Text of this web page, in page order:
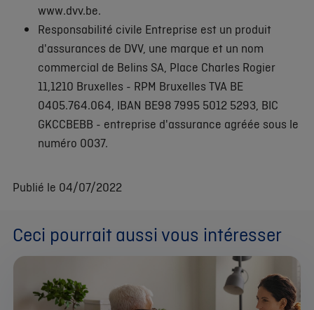
www.dvv.be.
Responsabilité civile Entreprise est un produit
d'assurances de DVV, une marque et un nom
commercial de Belins SA, Place Charles Rogier
11,1210 Bruxelles - RPM Bruxelles TVA BE
0405.764.064, IBAN BE98 7995 5012 5293, BIC
GKCCBEBB - entreprise d'assurance agréée sous le
numéro 0037.
Publié le 04/07/2022
Ceci pourrait aussi vous intéresser